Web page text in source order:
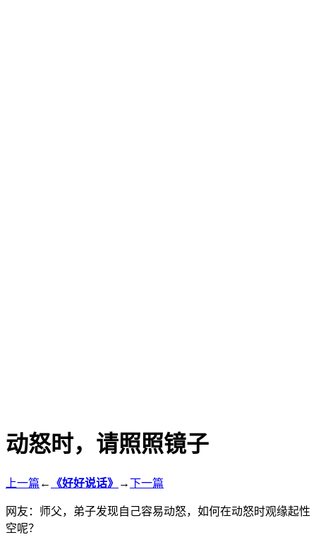
动怒时，请照照镜子
上一篇 ← 《好好说话》 →下一篇
网友：师父，弟子发现自己容易动怒，如何在动怒时观缘起性
空呢？